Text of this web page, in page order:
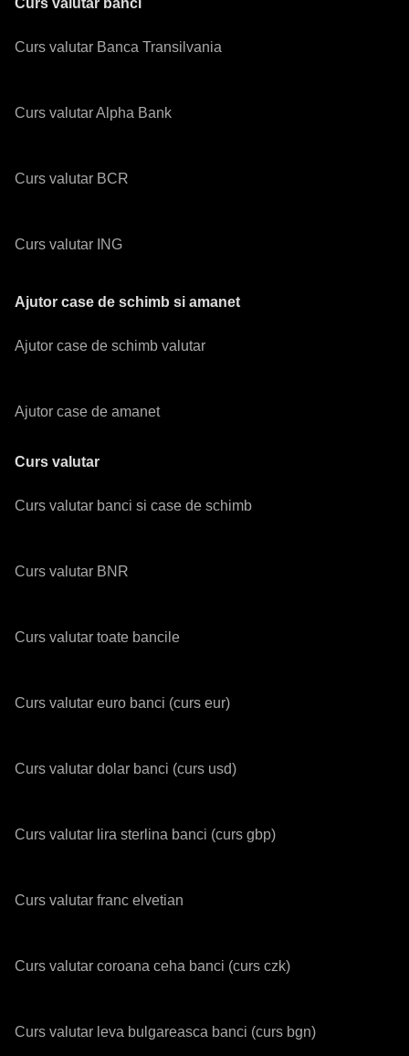
Curs valutar banci
Curs valutar Banca Transilvania
Curs valutar Alpha Bank
Curs valutar BCR
Curs valutar ING
Ajutor case de schimb si amanet
Ajutor case de schimb valutar
Ajutor case de amanet
Curs valutar
Curs valutar banci si case de schimb
Curs valutar BNR
Curs valutar toate bancile
Curs valutar euro banci (curs eur)
Curs valutar dolar banci (curs usd)
Curs valutar lira sterlina banci (curs gbp)
Curs valutar franc elvetian
Curs valutar coroana ceha banci (curs czk)
Curs valutar leva bulgareasca banci (curs bgn)